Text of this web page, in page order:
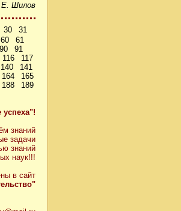
Е. Шилов
30
31
60
61
90
91
116
117
140
141
164
165
188
189
знаний
задачи
знаний
наук!!!
в сайт